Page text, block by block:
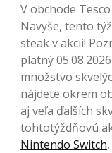
V obchode
Navyše, tento
steak v akcii!
platný
množstvo
nájdete okrem
aj veľa ďalších
tohtotýždňovú
Nintendo Switch,